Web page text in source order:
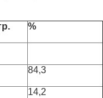
%
84,3
14,2